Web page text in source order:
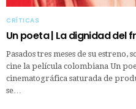
CRÍTICAS
Un poeta | La dignidad del
Pasados tres meses de su
cine la película colombiana Un
cinematográfica saturada de
se…